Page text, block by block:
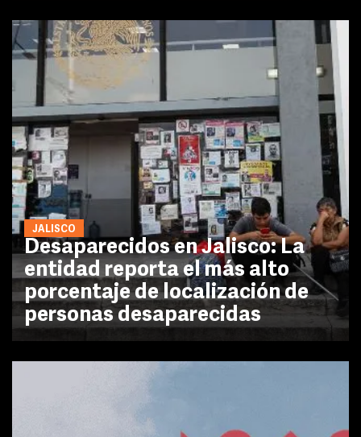
JALISCO
Desaparecidos en Jalisco: La
entidad reporta el más alto
porcentaje de localización de
personas desaparecidas